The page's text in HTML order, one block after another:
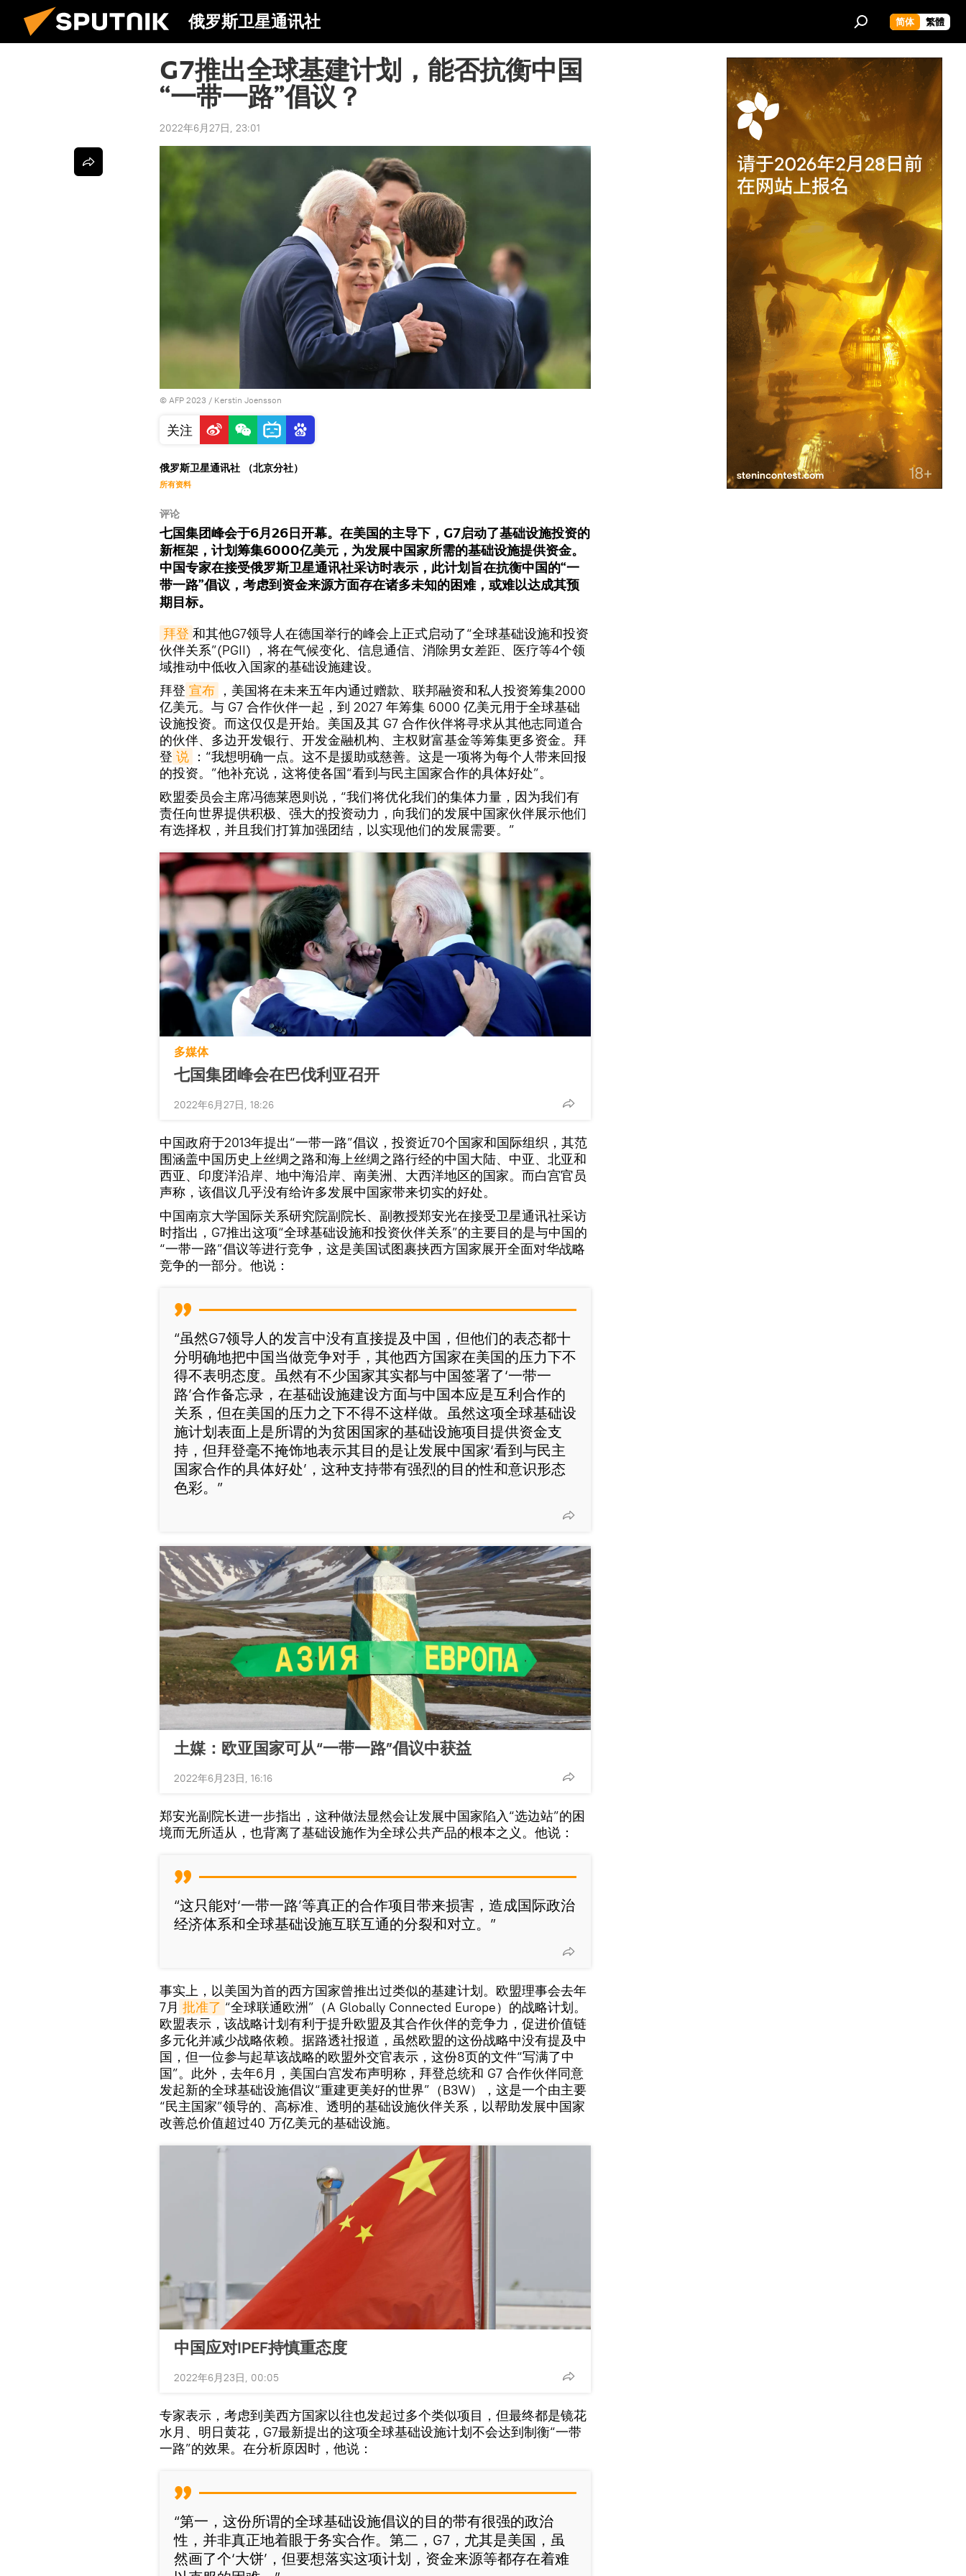
俄罗斯卫星通讯社 简体 繁體
G7推出全球基建计划，能否抗衡中国
“一带一路”倡议？
2022年6月27日, 23:01
© AFP 2023 / Kerstin Joensson
关注
俄罗斯卫星通讯社 （北京分社）
所有资料
评论
七国集团峰会于6月26日开幕。在美国的主导下，G7启动了基础设施投资的
新框架，计划筹集6000亿美元，为发展中国家所需的基础设施提供资金。
中国专家在接受俄罗斯卫星通讯社采访时表示，此计划旨在抗衡中国的“一
带一路”倡议，考虑到资金来源方面存在诸多未知的困难，或难以达成其预
期目标。
拜登 和其他G7领导人在德国举行的峰会上正式启动了“全球基础设施和投资
伙伴关系”(PGII) ，将在气候变化、信息通信、消除男女差距、医疗等4个领
域推动中低收入国家的基础设施建设。
拜登 宣布 ，美国将在未来五年内通过赠款、联邦融资和私人投资筹集2000
亿美元。与 G7 合作伙伴一起，到 2027 年筹集 6000 亿美元用于全球基础
设施投资。而这仅仅是开始。美国及其 G7 合作伙伴将寻求从其他志同道合
的伙伴、多边开发银行、开发金融机构、主权财富基金等筹集更多资金。拜
登 说 ：“我想明确一点。这不是援助或慈善。这是一项将为每个人带来回报
的投资。”他补充说，这将使各国“看到与民主国家合作的具体好处”。
欧盟委员会主席冯德莱恩则说，“我们将优化我们的集体力量，因为我们有
责任向世界提供积极、强大的投资动力，向我们的发展中国家伙伴展示他们
有选择权，并且我们打算加强团结，以实现他们的发展需要。”
多媒体
七国集团峰会在巴伐利亚召开
2022年6月27日, 18:26
中国政府于2013年提出“一带一路”倡议，投资近70个国家和国际组织，其范
围涵盖中国历史上丝绸之路和海上丝绸之路行经的中国大陆、中亚、北亚和
西亚、印度洋沿岸、地中海沿岸、南美洲、大西洋地区的国家。而白宫官员
声称，该倡议几乎没有给许多发展中国家带来切实的好处。
中国南京大学国际关系研究院副院长、副教授郑安光在接受卫星通讯社采访
时指出，G7推出这项“全球基础设施和投资伙伴关系”的主要目的是与中国的
“一带一路”倡议等进行竞争，这是美国试图裹挟西方国家展开全面对华战略
竞争的一部分。他说：
“虽然G7领导人的发言中没有直接提及中国，但他们的表态都十
分明确地把中国当做竞争对手，其他西方国家在美国的压力下不
得不表明态度。虽然有不少国家其实都与中国签署了‘一带一
路’合作备忘录，在基础设施建设方面与中国本应是互利合作的
关系，但在美国的压力之下不得不这样做。虽然这项全球基础设
施计划表面上是所谓的为贫困国家的基础设施项目提供资金支
持，但拜登毫不掩饰地表示其目的是让发展中国家‘看到与民主
国家合作的具体好处’，这种支持带有强烈的目的性和意识形态
色彩。”
土媒：欧亚国家可从“一带一路”倡议中获益
2022年6月23日, 16:16
郑安光副院长进一步指出，这种做法显然会让发展中国家陷入“选边站”的困
境而无所适从，也背离了基础设施作为全球公共产品的根本之义。他说：
“这只能对‘一带一路’等真正的合作项目带来损害，造成国际政治
经济体系和全球基础设施互联互通的分裂和对立。”
事实上，以美国为首的西方国家曾推出过类似的基建计划。欧盟理事会去年
7月 批准了 “全球联通欧洲”（A Globally Connected Europe）的战略计划。
欧盟表示，该战略计划有利于提升欧盟及其合作伙伴的竞争力，促进价值链
多元化并减少战略依赖。据路透社报道，虽然欧盟的这份战略中没有提及中
国，但一位参与起草该战略的欧盟外交官表示，这份8页的文件“写满了中
国”。此外，去年6月，美国白宫发布声明称，拜登总统和 G7 合作伙伴同意
发起新的全球基础设施倡议“重建更美好的世界”（B3W），这是一个由主要
“民主国家”领导的、高标准、透明的基础设施伙伴关系，以帮助发展中国家
改善总价值超过40 万亿美元的基础设施。
中国应对IPEF持慎重态度
2022年6月23日, 00:05
专家表示，考虑到美西方国家以往也发起过多个类似项目，但最终都是镜花
水月、明日黄花，G7最新提出的这项全球基础设施计划不会达到制衡“一带
一路”的效果。在分析原因时，他说：
“第一，这份所谓的全球基础设施倡议的目的带有很强的政治
性，并非真正地着眼于务实合作。第二，G7，尤其是美国，虽
然画了个‘大饼’，但要想落实这项计划，资金来源等都存在着难